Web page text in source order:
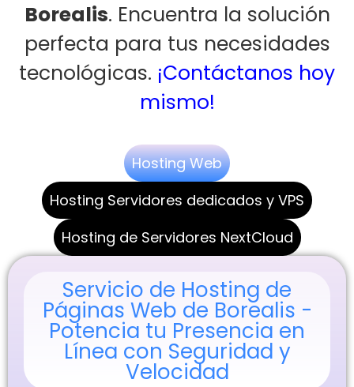
Borealis. Encuentra la solución
perfecta para tus necesidades
tecnológicas. ¡Contáctanos hoy
mismo!
Hosting Web
Hosting Servidores dedicados y VPS
Hosting de Servidores NextCloud
Servicio de Hosting de
Páginas Web de Borealis -
Potencia tu Presencia en
Línea con Seguridad y
Velocidad